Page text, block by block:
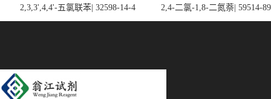
2,3,3',4,4'-五氯联苯| 32598-14-4 2,4-二氯-1,8-二氮萘| 59514-